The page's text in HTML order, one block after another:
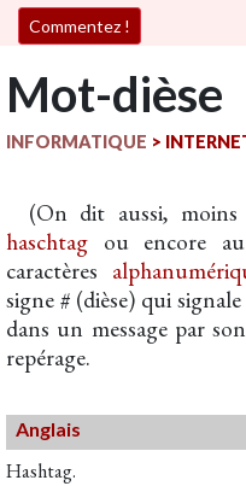
Mot-dièse
INFORMATIQUE >
(On dit aussi, moins
haschtag ou encore
caractères
signe # (dièse) qui
dans un message par
repérage.
Anglais
Hashtag.